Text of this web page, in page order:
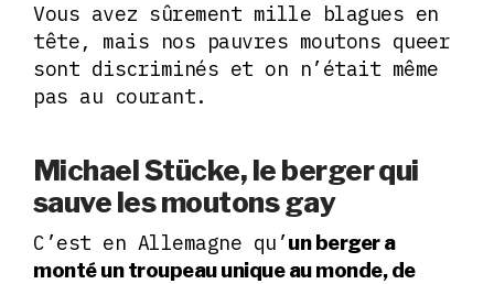
Vous avez sûrement mille blagues en
tête, mais nos pauvres moutons queer
sont discriminés et on n’était même
pas au courant.
Michael Stücke, le berger qui
sauve les moutons gay
C’est en Allemagne qu’un berger a
monté un troupeau unique au monde, de